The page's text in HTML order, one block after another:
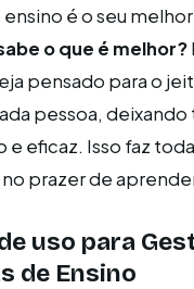
é o seu
o que é melhor?
pensado para o
pessoa, deixando
eficaz. Isso faz
prazer de
uso para
de Ensino